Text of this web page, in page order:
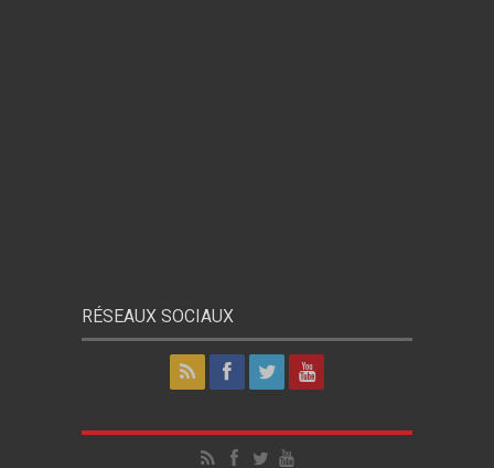
RÉSEAUX SOCIAUX